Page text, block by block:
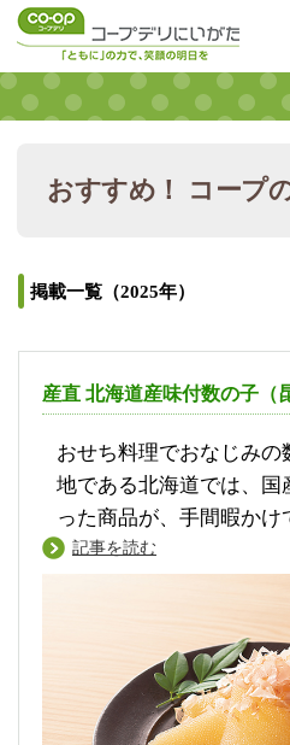
おすすめ！ コープ
掲載一覧（2025年）
産直 北海道産味付数の子（
おせち料理でおなじみの
地である北海道では、国
った商品が、手間暇かけ
記事を読む